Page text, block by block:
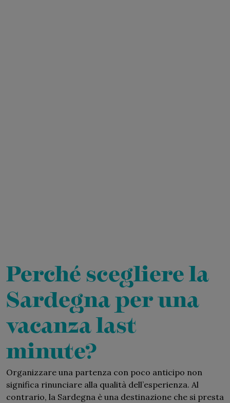
Perché scegliere la
Sardegna per una
vacanza last
minute?
Organizzare una partenza con poco anticipo non
significa rinunciare alla qualità dell’esperienza. Al
contrario, la Sardegna è una destinazione che si presta